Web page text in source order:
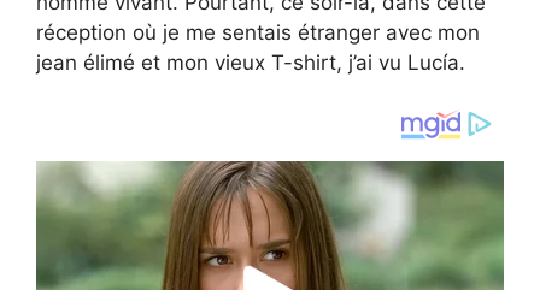
réception où je me sentais étranger avec mon
jean élimé et mon vieux T-shirt, j’ai vu Lucía.